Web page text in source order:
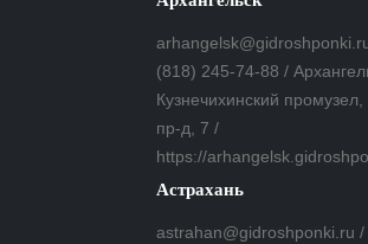
(818) 245-74-88 /
Кузнечихинский
пр-д, 7 /
https://
Астрахань
astrahan@gidroshponki.ru /